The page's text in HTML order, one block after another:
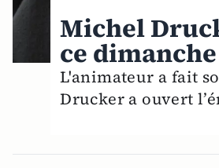
Michel
ce
L'animateur a fait
Drucker a ouvert